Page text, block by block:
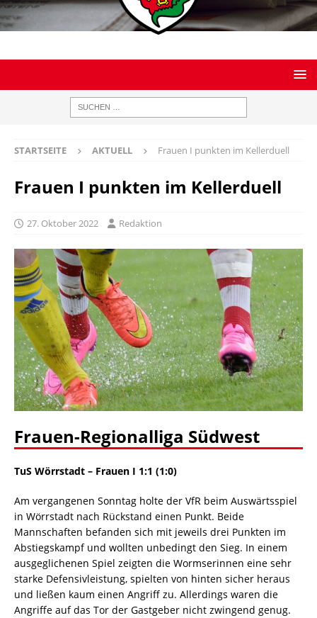
STARTSEITE AKTUELL Frauen I punkten im Kellerduell
Frauen I punkten im Kellerduell
27. Oktober 2022 Redaktion
Frauen-Regionalliga Südwest
TuS Wörrstadt – Frauen I 1:1 (1:0)
Am vergangenen Sonntag holte der VfR beim Auswärtsspiel
in Wörrstadt nach Rückstand einen Punkt. Beide
Mannschaften befanden sich mit jeweils drei Punkten im
Abstiegskampf und wollten unbedingt den Sieg. In einem
ausgeglichenen Spiel zeigten die Wormserinnen eine sehr
starke Defensivleistung, spielten von hinten sicher heraus
und ließen kaum einen Angriff zu. Allerdings waren die
Angriffe auf das Tor der Gastgeber nicht zwingend genug.